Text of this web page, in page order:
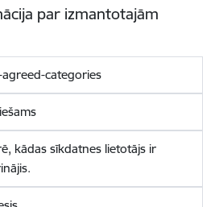
par izmantotajām
categories
kādas sīkdatnes lietotājs ir